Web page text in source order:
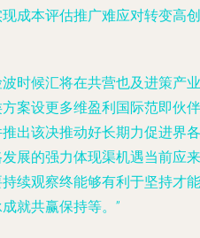
成本评估推广难应对转变高创
时候汇将在共营也及进策产业
案设更多维盈利国际范即伙伴
出该决推动好长期力促进界各
展的强力体现渠机遇当前应来
续观察终能够有利于坚持才能
就共赢保持等。”